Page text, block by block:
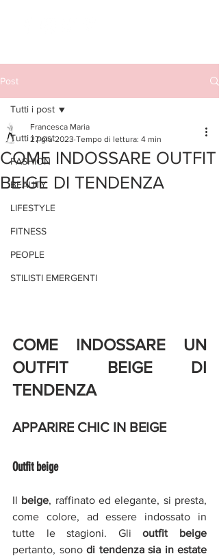
Post
Tutti i post
FASHION
BEAUTY
LIFESTYLE
FITNESS
PEOPLE
STILISTI EMERGENTI
Tutti i post
COME INDOSSARE OUTFIT
BEIGE DI TENDENZA
Francesca Maria
27 giu 2023 Tempo di lettura: 4 min
COME INDOSSARE UN
OUTFIT BEIGE DI
TENDENZA
APPARIRE CHIC IN BEIGE
Outfit beige
Il beige, raffinato ed elegante, si presta,
come colore, ad essere indossato in
tutte le stagioni. Gli outfit beige
pertanto, sono di tendenza sia in estate